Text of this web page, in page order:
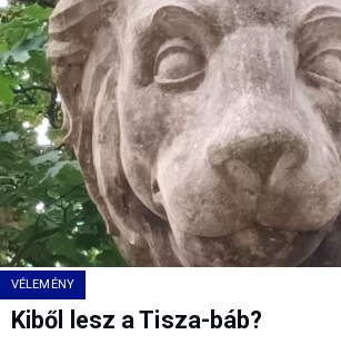
VÉLEMÉNY
Kiből lesz a Tisza-báb?